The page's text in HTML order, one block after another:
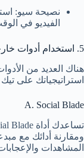
نصيحة سيو:
الفيديو في
5. استخدام أدوات خارجية لتحليل البيانات (مقترحات إضافية)
هناك العديد من
استراتيجياتك على
A. Social Blade
ومقارنة أدائك مع
المشاهدات